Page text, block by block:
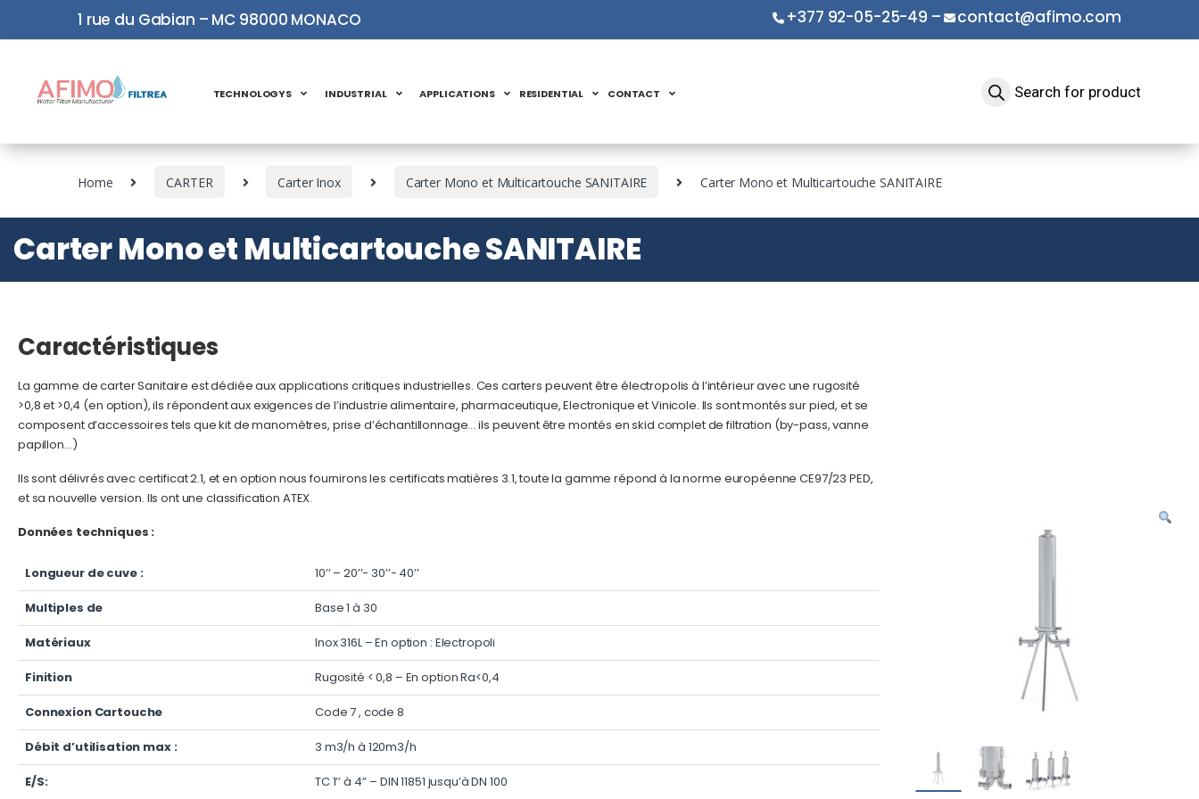
1 rue du Gabian – MC 98000 MONACO +377 92-05-25-49 – contact@afimo.com
TECHNOLOGYS INDUSTRIAL APPLICATIONS RESIDENTIAL CONTACT
Home CARTER Carter Inox Carter Mono et Multicartouche SANITAIRE Carter Mono et Multicartouche SANITAIRE
Carter Mono et Multicartouche SANITAIRE
Caractéristiques
La gamme de carter Sanitaire est dédiée aux applications critiques industrielles. Ces carters peuvent être électropolis à l’intérieur avec une rugosité
>0,8 et >0,4 (en option), ils répondent aux exigences de l’industrie alimentaire, pharmaceutique, Electronique et Vinicole. Ils sont montés sur pied, et se
composent d’accessoires tels que kit de manomètres, prise d’échantillonnage… ils peuvent être montés en skid complet de filtration (by-pass, vanne
papillon…)
Ils sont délivrés avec certificat 2.1, et en option nous fournirons les certificats matières 3.1, toute la gamme répond à la norme européenne CE97/23 PED,
et sa nouvelle version. Ils ont une classification ATEX.
Données techniques :
Longueur de cuve : 10’’ – 20’’- 30’’- 40’’
Multiples de Base 1 à 30
Matériaux Inox 316L – En option : Electropoli
Finition Rugosité < 0,8 – En option Ra<0,4
Connexion Cartouche Code 7 , code 8
Débit d’utilisation max : 3 m3/h à 120m3/h
E/S: TC 1’’ à 4’’ – DIN 11851 jusqu’à DN 100